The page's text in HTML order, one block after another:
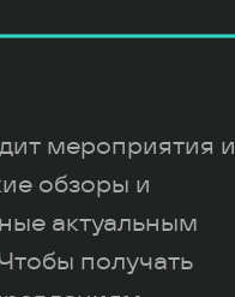
мероприятия и
обзоры и
актуальным
получать